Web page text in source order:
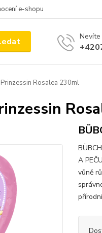
e-shopu
Nevíte
Rosalea 230ml
A
vůně